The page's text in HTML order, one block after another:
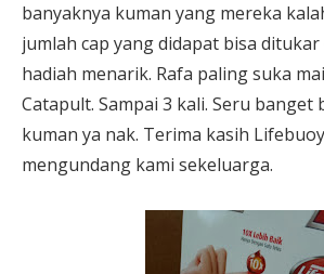
banyaknya kuman yang mereka
jumlah cap yang didapat bisa
hadiah menarik. Rafa paling suka
Catapult. Sampai 3 kali. Seru banget
kuman ya nak. Terima kasih
mengundang kami sekeluarga.